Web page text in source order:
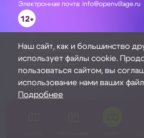
Электронная почта: info@openvillage.ru
12+
ЗАДАТЬ ВОПРОС
Наш сайт, как и большинство
использует файлы cookie.
пользоваться сайтом, вы
использование нами ваших
Подробнее